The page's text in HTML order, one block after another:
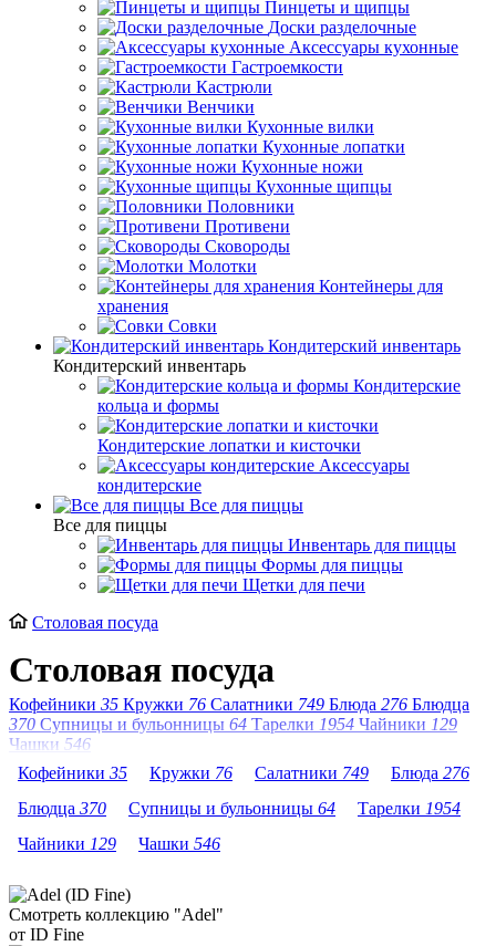
Пинцеты и щипцы
Доски разделочные
Аксессуары кухонные
Гастроемкости
Кастрюли
Венчики
Кухонные вилки
Кухонные лопатки
Кухонные ножи
Кухонные щипцы
Половники
Противени
Сковороды
Молотки
Контейнеры для
хранения
Совки
Кондитерский инвентарь
Кондитерский инвентарь
Кондитерские
кольца и формы
Кондитерские лопатки и кисточки
Аксессуары
кондитерские
Все для пиццы
Все для пиццы
Инвентарь для пиццы
Формы для пиццы
Щетки для печи
Столовая посуда
Столовая посуда
Кофейники 35 Кружки 76 Салатники 749 Блюда 276 Блюдца
370 Супницы и бульонницы 64 Тарелки 1954 Чайники 129
Чашки 546
Кофейники 35 Кружки 76 Салатники 749 Блюда 276
Блюдца 370 Супницы и бульонницы 64 Тарелки 1954
Чайники 129 Чашки 546
Смотреть коллекцию "Adel"
от ID Fine